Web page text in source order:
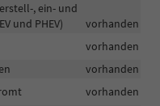
, ein- und
und PHEV)
vorhanden
vorhanden
vorhanden
vorhanden